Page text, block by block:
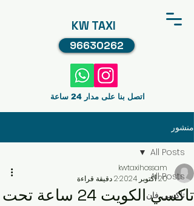
KW TAXI
96630262
اتصل بنا على مدار 24 ساعة
منشور
All Posts
تاكسي فان
All Posts
تاكسي الكويت 24 ساعة تحت
kwtaxihossam
20 أكتوبر 2024
2 دقيقة قراءة